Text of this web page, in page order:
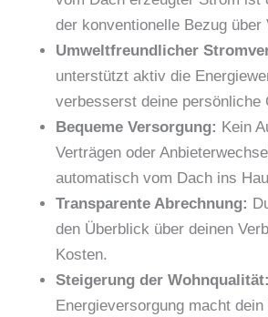
der konventionelle Bezug über
Umweltfreundlicher
unterstützt aktiv die
verbesserst deine persönliche
Bequeme Versorgung: Kein
Verträgen oder
automatisch vom Dach ins
Transparente Abrechnung:
den Überblick über deinen
Kosten.
Steigerung der Wohnqualität:
Energieversorgung macht dein